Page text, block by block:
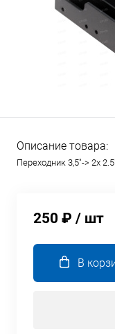
Описание товара:
Переходник 3,5"-> 2x
250 ₽ / шт
В